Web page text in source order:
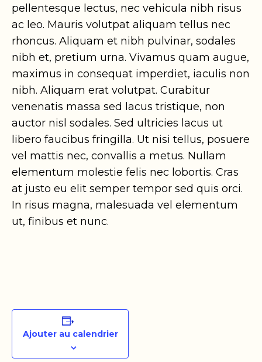
pellentesque lectus, nec vehicula nibh risus
ac leo. Mauris volutpat aliquam tellus nec
rhoncus. Aliquam et nibh pulvinar, sodales
nibh et, pretium urna. Vivamus quam augue,
maximus in consequat imperdiet, iaculis non
nibh. Aliquam erat volutpat. Curabitur
venenatis massa sed lacus tristique, non
auctor nisl sodales. Sed ultricies lacus ut
libero faucibus fringilla. Ut nisi tellus, posuere
vel mattis nec, convallis a metus. Nullam
elementum molestie felis nec lobortis. Cras
at justo eu elit semper tempor sed quis orci.
In risus magna, malesuada vel elementum
ut, finibus et nunc.
Ajouter au calendrier